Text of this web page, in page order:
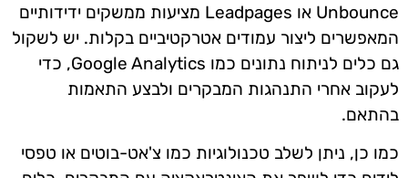
Unbounce או Leadpages מציעות ממשקים ידידותיים
המאפשרים ליצור עמודים אטרקטיביים בקלות. יש לשקול
גם כלים לניתוח נתונים כמו Google Analytics, כדי
לעקוב אחרי התנהגות המבקרים ולבצע התאמות
בהתאם.
כמו כן, ניתן לשלב טכנולוגיות כמו צ'אט-בוטים או טפסי